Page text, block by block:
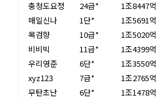
충청도요정
24급*
1조8447억
매일신나
1단*
1조5691억
목검향
10급*
1조5020억
비비빅
11급*
1조4399억
우리영준
6단*
1조3550억
xyz123
7급*
1조2765억
무탄초난
6단* 1조1478억